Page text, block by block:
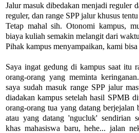
Jalur masuk dibedakan menjadi reguler
reguler, dan range SPP jalur khusus
Tetap mahal sih. Otonomi kampus,
biaya kuliah semakin melangit dari
Pihak kampus menyampaikan, kami
Saya ingat gedung di kampus saat itu
orang-orang yang meminta
saya sudah masuk range SPP jalur
diadakan kampus setelah hasil SPMB
orang-orang tua yang datang berjejalan
atau yang datang 'ngucluk' sendirian
khas mahasiswa baru, hehe... jalan